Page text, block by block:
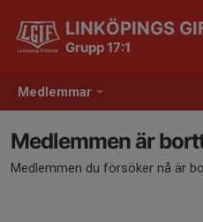
Medlemmar
LINKÖPINGS
Grupp 17:1
Medlemmen är
Medlemmen du försöker nå är